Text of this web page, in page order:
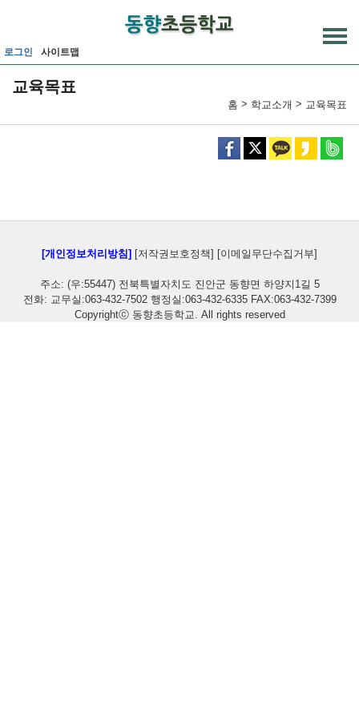
로그인 사이트맵
교육목표
홈 > 학교소개 > 교육목표
[개인정보처리방침] [저작권보호정책] [이메일무단수집거부]
주소: (우:55447) 전북특별자치도 진안군 동향면 하양지1길 5
전화: 교무실:063-432-7502 행정실:063-432-6335 FAX:063-432-7399
Copyrightⓒ 동향초등학교. All rights reserved